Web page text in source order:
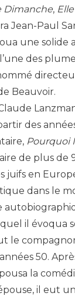
Dimanche, Elle
Jean-Paul
une solide
des
Beauvoir.
des
Pourquoi
de plus de
juifs en
dans le
il évoqua
le
50.
la
il eut